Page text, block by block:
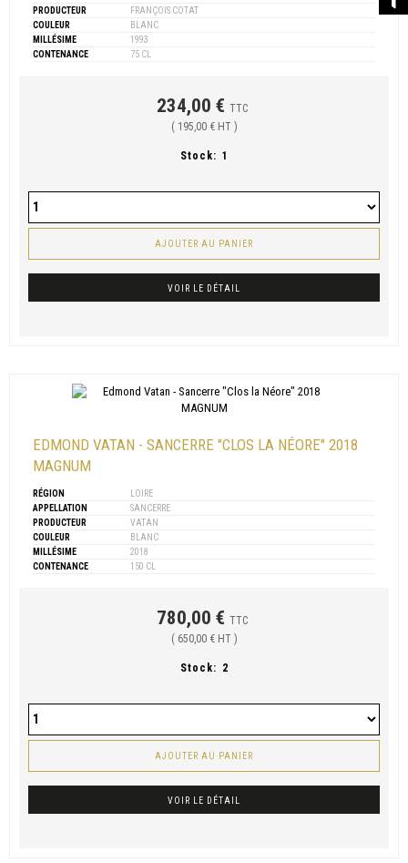
PRODUCTEUR
FRANÇOIS COTAT
COULEUR
BLANC
MILLÉSIME
1993
CONTENANCE
75 CL
234,00 € TTC
( 195,00 € HT )
Stock: 1
AJOUTER AU PANIER
VOIR LE DÉTAIL
EDMOND VATAN - SANCERRE "CLOS LA NÉORE" 2018
MAGNUM
RÉGION
LOIRE
APPELLATION
SANCERRE
PRODUCTEUR
VATAN
COULEUR
BLANC
MILLÉSIME
2018
CONTENANCE
150 CL
780,00 € TTC
( 650,00 € HT )
Stock: 2
AJOUTER AU PANIER
VOIR LE DÉTAIL